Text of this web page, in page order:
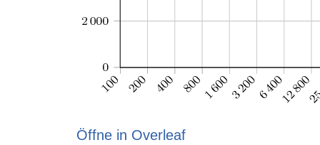
Öffne in Overleaf